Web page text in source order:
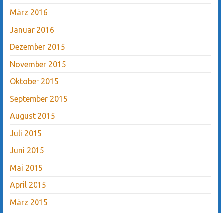
März 2016
Januar 2016
Dezember 2015
November 2015
Oktober 2015
September 2015
August 2015
Juli 2015
Juni 2015
Mai 2015
April 2015
März 2015